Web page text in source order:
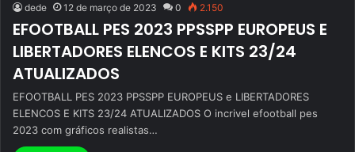
dede 12 de março de 2023 0 2.150
EFOOTBALL PES 2023 PPSSPP EUROPEUS E
LIBERTADORES ELENCOS E KITS 23/24
ATUALIZADOS
EFOOTBALL PES 2023 PPSSPP EUROPEUS e LIBERTADORES
ELENCOS E KITS 23/24 ATUALIZADOS O incrivel efootball pes
2023 com gráficos realistas…